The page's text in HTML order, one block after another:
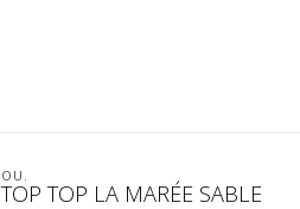
OU.
TOP TOP LA MARÉE SABLE